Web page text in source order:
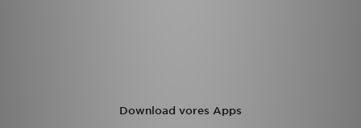
Download vores Apps